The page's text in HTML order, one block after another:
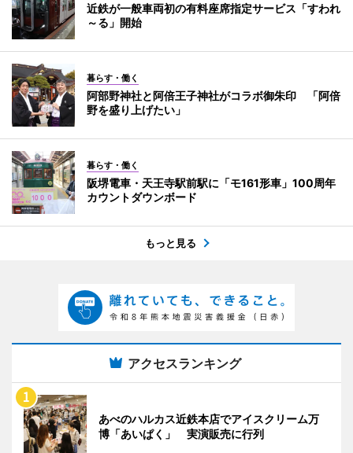
近鉄が一般車両初の有料座席指定サービス「すわれ
～る」開始
暮らす・働く
阿部野神社と阿倍王子神社がコラボ御朱印 「阿倍
野を盛り上げたい」
暮らす・働く
阪堺電車・天王寺駅前駅に「モ161形車」100周年
カウントダウンボード
もっと見る
アクセスランキング
あべのハルカス近鉄本店でアイスクリーム万
博「あいぱく」 実演販売に行列